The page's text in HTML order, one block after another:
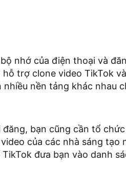
nhớ của điện thoại và
trợ clone video TikTok
nhiều nền tảng khác nhau
đăng, bạn cũng cần tổ
của các nhà sáng
đưa bạn vào danh